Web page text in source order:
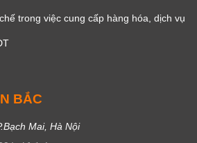
trong việc cung cấp hàng hóa, dịch vụ
BẮC
Mai, Hà Nội